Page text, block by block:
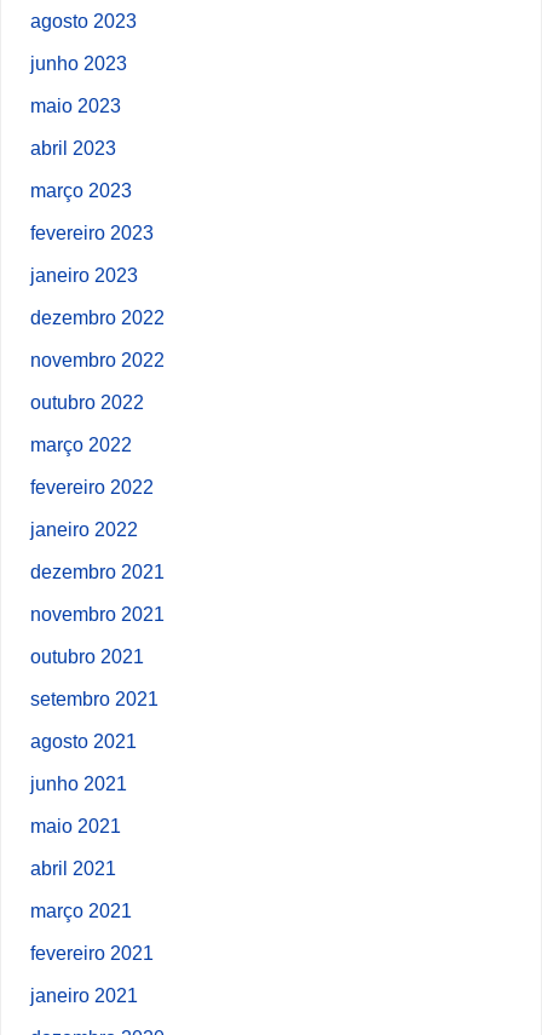
agosto 2023
junho 2023
maio 2023
abril 2023
março 2023
fevereiro 2023
janeiro 2023
dezembro 2022
novembro 2022
outubro 2022
março 2022
fevereiro 2022
janeiro 2022
dezembro 2021
novembro 2021
outubro 2021
setembro 2021
agosto 2021
junho 2021
maio 2021
abril 2021
março 2021
fevereiro 2021
janeiro 2021